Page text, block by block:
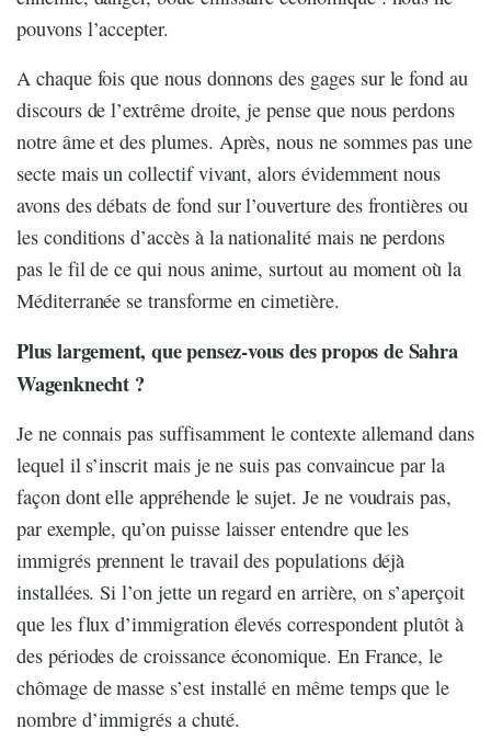
pouvons l’accepter.
A chaque fois que nous donnons des gages sur le fond au
discours de l’extrême droite, je pense que nous perdons
notre âme et des plumes. Après, nous ne sommes pas une
secte mais un collectif vivant, alors évidemment nous
avons des débats de fond sur l’ouverture des frontières ou
les conditions d’accès à la nationalité mais ne perdons
pas le fil de ce qui nous anime, surtout au moment où la
Méditerranée se transforme en cimetière.
Plus largement, que pensez-vous des propos de Sahra
Wagenknecht ?
Je ne connais pas suffisamment le contexte allemand dans
lequel il s’inscrit mais je ne suis pas convaincue par la
façon dont elle appréhende le sujet. Je ne voudrais pas,
par exemple, qu’on puisse laisser entendre que les
immigrés prennent le travail des populations déjà
installées. Si l’on jette un regard en arrière, on s’aperçoit
que les flux d’immigration élevés correspondent plutôt à
des périodes de croissance économique. En France, le
chômage de masse s’est installé en même temps que le
nombre d’immigrés a chuté.